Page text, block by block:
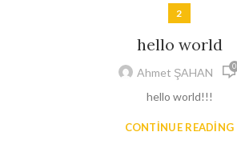
2
hello world
Ahmet ŞAHAN 0
hello world!!!
CONTINUE READING